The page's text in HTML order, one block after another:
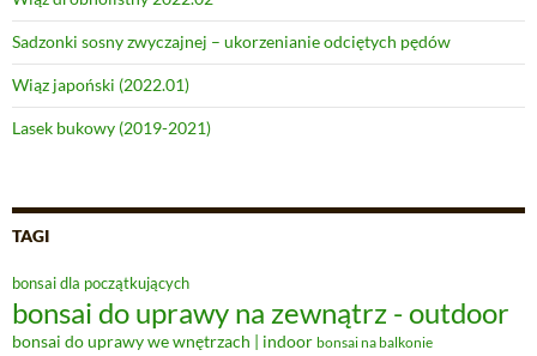
Sadzonki sosny zwyczajnej – ukorzenianie odciętych pędów
Wiąz japoński (2022.01)
Lasek bukowy (2019-2021)
TAGI
bonsai dla początkujących
bonsai do uprawy na zewnątrz - outdoor
bonsai do uprawy we wnętrzach | indoor bonsai na balkonie